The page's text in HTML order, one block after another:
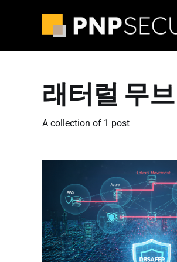
래터럴 무
A collection of 1 post